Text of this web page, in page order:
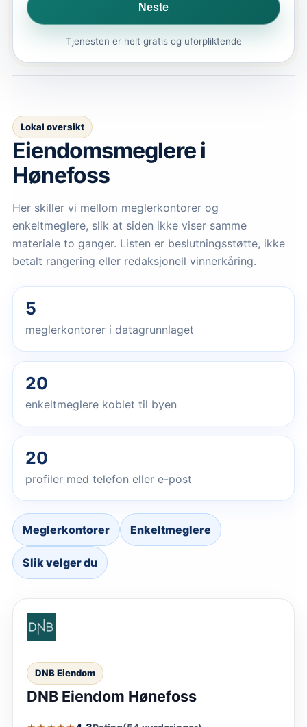
Neste
Tjenesten er helt gratis og uforpliktende
Lokal oversikt
Eiendomsmeglerei
Hønefoss
Her skiller vi mellom meglerkontorer og
enkeltmeglere, slik at siden ikke viser samme
materiale to ganger. Listen er beslutningsstøtte, ikke
betalt rangering eller redaksjonell vinnerkåring.
5
meglerkontorer i datagrunnlaget
20
enkeltmeglere koblet til byen
20
profiler med telefon eller e-post
Meglerkontorer Enkeltmeglere
Slik velger du
DNB Eiendom
DNB Eiendom Hønefoss